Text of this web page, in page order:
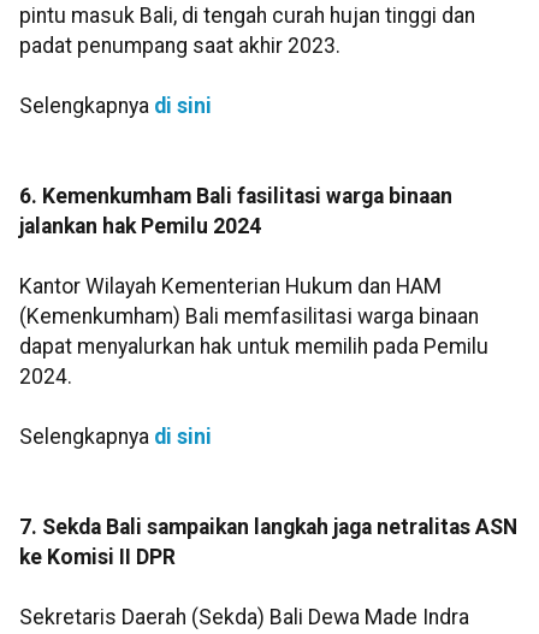
pintu masuk Bali, di tengah curah hujan tinggi dan
padat penumpang saat akhir 2023.
Selengkapnya di sini
6. Kemenkumham Bali fasilitasi warga binaan
jalankan hak Pemilu 2024
Kantor Wilayah Kementerian Hukum dan HAM
(Kemenkumham) Bali memfasilitasi warga binaan
dapat menyalurkan hak untuk memilih pada Pemilu
2024.
Selengkapnya di sini
7. Sekda Bali sampaikan langkah jaga netralitas ASN
ke Komisi II DPR
Sekretaris Daerah (Sekda) Bali Dewa Made Indra